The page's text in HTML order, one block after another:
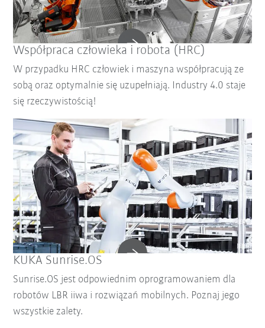
Współpraca człowieka i robota (HRC)
W przypadku HRC człowiek i maszyna współpracują ze
sobą oraz optymalnie się uzupełniają. Industry 4.0 staje
się rzeczywistością!
KUKA Sunrise.OS
Sunrise.OS jest odpowiednim oprogramowaniem dla
robotów LBR iiwa i rozwiązań mobilnych. Poznaj jego
wszystkie zalety.